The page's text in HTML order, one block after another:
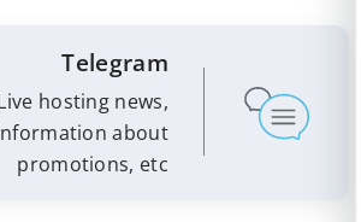
Telegram
Live hosting news,
information about
promotions, etc